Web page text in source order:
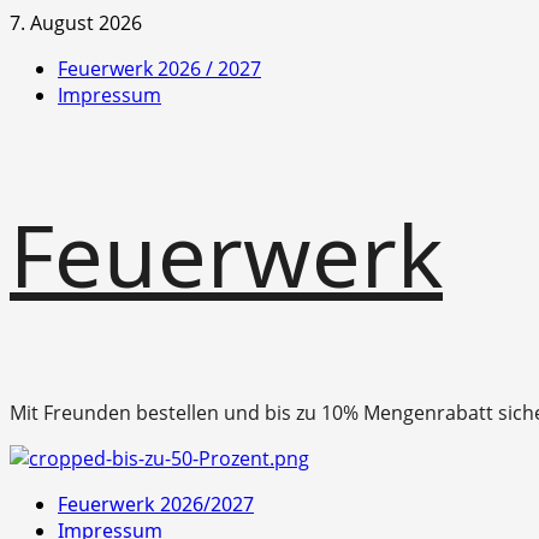
Zum
springen
7. August 2026
Feuerwerk 2026 / 2027
Impressum
Feuerwerk
Mit Freunden bestellen und bis zu 10% Mengenrabatt
Primäres
Menü
Feuerwerk 2026/2027
Impressum